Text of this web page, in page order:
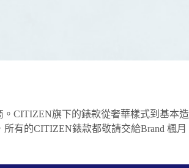
CITIZEN旗下的錶款從奢華樣式到基本造
有的CITIZEN錶款都敬請交給Brand 楓月